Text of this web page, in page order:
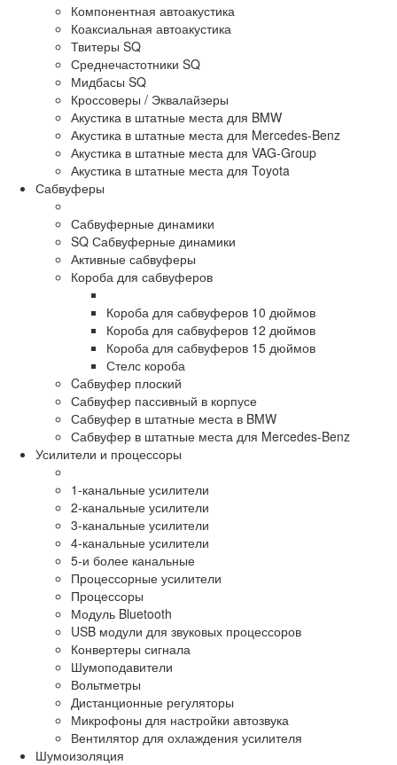
Компонентная автоакустика
Коаксиальная автоакустика
Твитеры SQ
Среднечастотники SQ
Мидбасы SQ
Кроссоверы / Эквалайзеры
Акустика в штатные места для BMW
Акустика в штатные места для Mercedes-Benz
Акустика в штатные места для VAG-Group
Акустика в штатные места для Toyota
Сабвуферы
Сабвуферные динамики
SQ Сабвуферные динамики
Активные сабвуферы
Короба для сабвуферов
Короба для сабвуферов 10 дюймов
Короба для сабвуферов 12 дюймов
Короба для сабвуферов 15 дюймов
Стелс короба
Cабвуфер плоский
Сабвуфер пассивный в корпусе
Сабвуфер в штатные места в BMW
Сабвуфер в штатные места для Mercedes-Benz
Усилители и процессоры
1-канальные усилители
2-канальные усилители
3-канальные усилители
4-канальные усилители
5-и более канальные
Процессорные усилители
Процессоры
Модуль Bluetooth
USB модули для звуковых процессоров
Конвертеры сигнала
Шумоподавители
Вольтметры
Дистанционные регуляторы
Микрофоны для настройки автозвука
Вентилятор для охлаждения усилителя
Шумоизоляция